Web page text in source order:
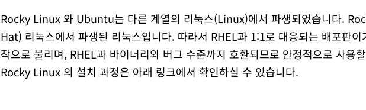
Rocky Linux 와 Ubuntu는 다른 계열의 리눅스(Linux)에서 파생되었습니다.
Hat) 리눅스에서 파생된 리눅스입니다. 따라서 RHEL과 1:1로 대응되는 배포판
작으로 불리며, RHEL과 바이너리와 버그 수준까지 호환되므로 안정적으로 사용
Rocky Linux 의 설치 과정은 아래 링크에서 확인하실 수 있습니다.